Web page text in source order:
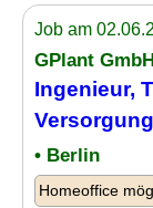
Job am
GPlant
Ingenieur,
• Berlin
Homeoffice